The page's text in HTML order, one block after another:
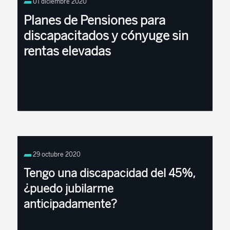
menoracogido a cargo discapacitado consisten en
una asignación económica de caráctermensual.
Esta prestación ...
01 diciembre 2020
Planes de Pensiones para
discapacitados y cónyuge sin
rentas elevadas
Aportaciones para cónyuge en paro o sin rentas
titular pero hay situaciones que se puede hacer en
favor del cónyuge. Es el ...
29 octubre 2020
Tengo una discapacidad del 45%,
¿puedo jubilarme
anticipadamente?